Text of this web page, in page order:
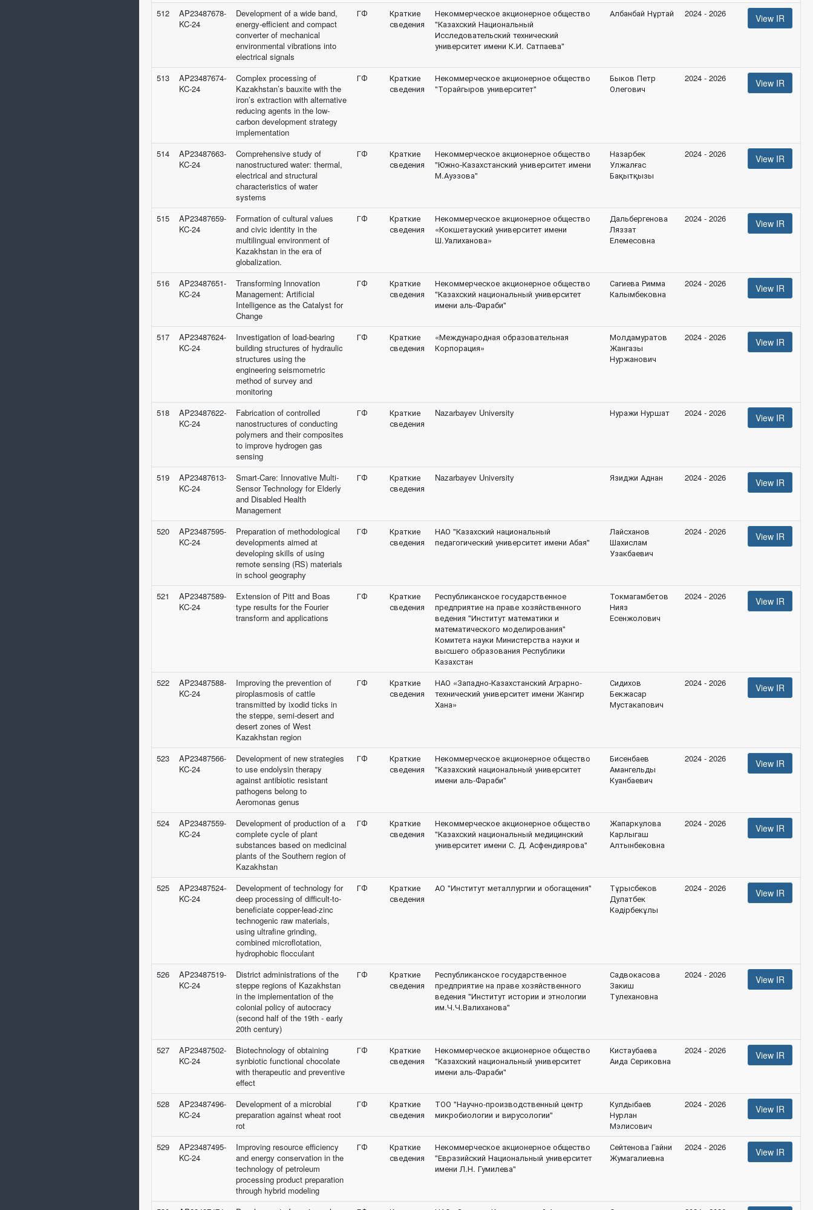
512
AP23487678-
KC-24
Development of a wide band,
energy-efficient and compact
converter of mechanical
environmental vibrations into
electrical signals
ГФ
Краткие
сведения
Некоммерческое акционерное общество
"Казахский Национальный
Исследовательский технический
университет имени К.И. Сатпаева"
Албанбай Нұртай 2024 - 2026 View IR
513
AP23487674-
KC-24
Complex processing of
Kazakhstan’s bauxite with the
iron’s extraction with alternative
reducing agents in the low-
carbon development strategy
implementation
ГФ
Краткие
сведения
Некоммерческое акционерное общество
"Торайгыров университет"
Быков Петр
Олегович
2024 - 2026 View IR
514
AP23487663-
KC-24
Comprehensive study of
nanostructured water: thermal,
electrical and structural
characteristics of water
systems
ГФ
Краткие
сведения
Некоммерческое акционерное общество
"Южно-Казахстанский университет имени
М.Ауэзова"
Назарбек
Улжалғас
Бақытқызы
2024 - 2026 View IR
515
AP23487659-
KC-24
Formation of cultural values
and civic identity in the
multilingual environment of
Kazakhstan in the era of
globalization.
ГФ
Краткие
сведения
Некоммерческое акционерное общество
«Кокшетауский университет имени
Ш.Уалиханова»
Дальбергенова
Ляззат
Елемесовна
2024 - 2026 View IR
516
AP23487651-
KC-24
Transforming Innovation
Management: Artificial
Intelligence as the Catalyst for
Change
ГФ
Краткие
сведения
Некоммерческое акционерное общество
"Казахский национальный университет
имени аль-Фараби"
Сагиева Римма
Калымбековна
2024 - 2026 View IR
517
AP23487624-
KC-24
Investigation of load-bearing
building structures of hydraulic
structures using the
engineering seismometric
method of survey and
monitoring
ГФ
Краткие
сведения
«Международная образовательная
Корпорация»
Молдамуратов
Жангазы
Нуржанович
2024 - 2026 View IR
518
AP23487622-
KC-24
Fabrication of controlled
nanostructures of conducting
polymers and their composites
to improve hydrogen gas
sensing
ГФ
Краткие
сведения
Nazarbayev University Нуражи Нуршат 2024 - 2026 View IR
519
AP23487613-
KC-24
Smart-Care: Innovative Multi-
Sensor Technology for Elderly
and Disabled Health
Management
ГФ
Краткие
сведения
Nazarbayev University Язиджи Аднан 2024 - 2026 View IR
520
AP23487595-
KC-24
Preparation of methodological
developments aimed at
developing skills of using
remote sensing (RS) materials
in school geography
ГФ
Краткие
сведения
НАО "Казахский национальный
педагогический университет имени Абая"
Лайсханов
Шахислам
Узакбаевич
2024 - 2026 View IR
521
AP23487589-
KC-24
Extension of Pitt and Boas
type results for the Fourier
transform and applications
ГФ
Краткие
сведения
Республиканское государственное
предприятие на праве хозяйственного
ведения "Институт математики и
математического моделирования"
Комитета науки Министерства науки и
высшего образования Республики
Казахстан
Токмагамбетов
Нияз
Есенжолович
2024 - 2026 View IR
522
AP23487588-
KC-24
Improving the prevention of
piroplasmosis of cattle
transmitted by ixodid ticks in
the steppe, semi-desert and
desert zones of West
Kazakhstan region
ГФ
Краткие
сведения
НАО «Западно-Казахстанский Аграрно-
технический университет имени Жангир
Хана»
Сидихов
Бекжасар
Мустакапович
2024 - 2026 View IR
523
AP23487566-
KC-24
Development of new strategies
to use endolysin therapy
against antibiotic resistant
pathogens belong to
Aeromonas genus
ГФ
Краткие
сведения
Некоммерческое акционерное общество
"Казахский национальный университет
имени аль-Фараби"
Бисенбаев
Амангельды
Куанбаевич
2024 - 2026 View IR
524
AP23487559-
KC-24
Development of production of a
complete cycle of plant
substances based on medicinal
plants of the Southern region of
Kazakhstan
ГФ
Краткие
сведения
Некоммерческое акционерное общество
"Казахский национальный медицинский
университет имени С. Д. Асфендиярова"
Жапаркулова
Карлыгаш
Алтынбековна
2024 - 2026 View IR
525
AP23487524-
KC-24
Development of technology for
deep processing of difficult-to-
beneficiate copper-lead-zinc
technogenic raw materials,
using ultrafine grinding,
combined microflotation,
hydrophobic flocculant
ГФ
Краткие
сведения
АО "Институт металлургии и обогащения"
Тұрысбеков
Дулатбек
Кәдірбекұлы
2024 - 2026 View IR
526
AP23487519-
KC-24
District administrations of the
steppe regions of Kazakhstan
in the implementation of the
colonial policy of autocracy
(second half of the 19th - early
20th century)
ГФ
Краткие
сведения
Республиканское государственное
предприятие на праве хозяйственного
ведения "Институт истории и этнологии
им.Ч.Ч.Валиханова"
Садвокасова
Закиш
Тулехановна
2024 - 2026 View IR
527
AP23487502-
KC-24
Biotechnology of obtaining
synbiotic functional chocolate
with therapeutic and preventive
effect
ГФ
Краткие
сведения
Некоммерческое акционерное общество
"Казахский национальный университет
имени аль-Фараби"
Кистаубаева
Аида Сериковна
2024 - 2026 View IR
528
AP23487496-
KC-24
Development of a microbial
preparation against wheat root
rot
ГФ
Краткие
сведения
ТОО "Научно-производственный центр
микробиологии и вирусологии"
Кулдыбаев
Нурлан
Мэлисович
2024 - 2026 View IR
529
AP23487495-
KC-24
Improving resource efficiency
and energy conservation in the
technology of petroleum
processing product preparation
through hybrid modeling
ГФ
Краткие
сведения
Некоммерческое акционерное общество
"Евразийский Национальный университет
имени Л.Н. Гумилева"
Сейтенова Гайни
Жумагалиевна
2024 - 2026 View IR